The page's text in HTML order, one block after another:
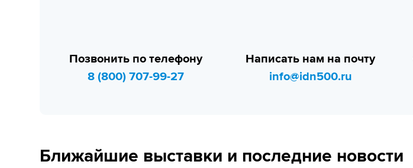
Позвонить по телефону
8 (800) 707-99-27
Написать нам на почту
info@idn500.ru
Ближайшие выставки и последние новости